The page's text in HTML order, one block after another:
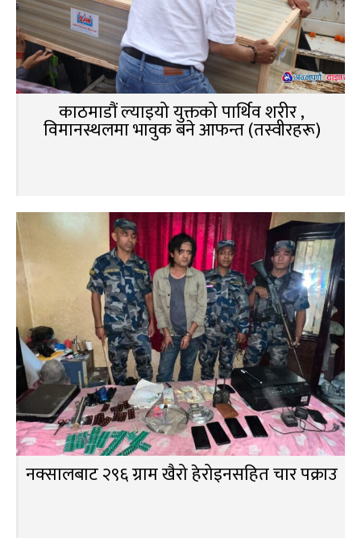
काठमाडौं ल्याइयो युक्तको पार्थिव शरीर ,
विमानस्थलमा भावुक बने आफन्त (तस्वीरहरू)
नक्सालबाट २९६ ग्राम खैरो हेरोइनसहित चार पक्राउ